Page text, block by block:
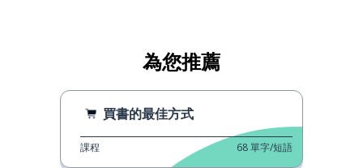
為您推薦
買書的最佳方式
課程 68單字/短語